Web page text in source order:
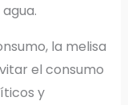
la melisa
el consumo
y